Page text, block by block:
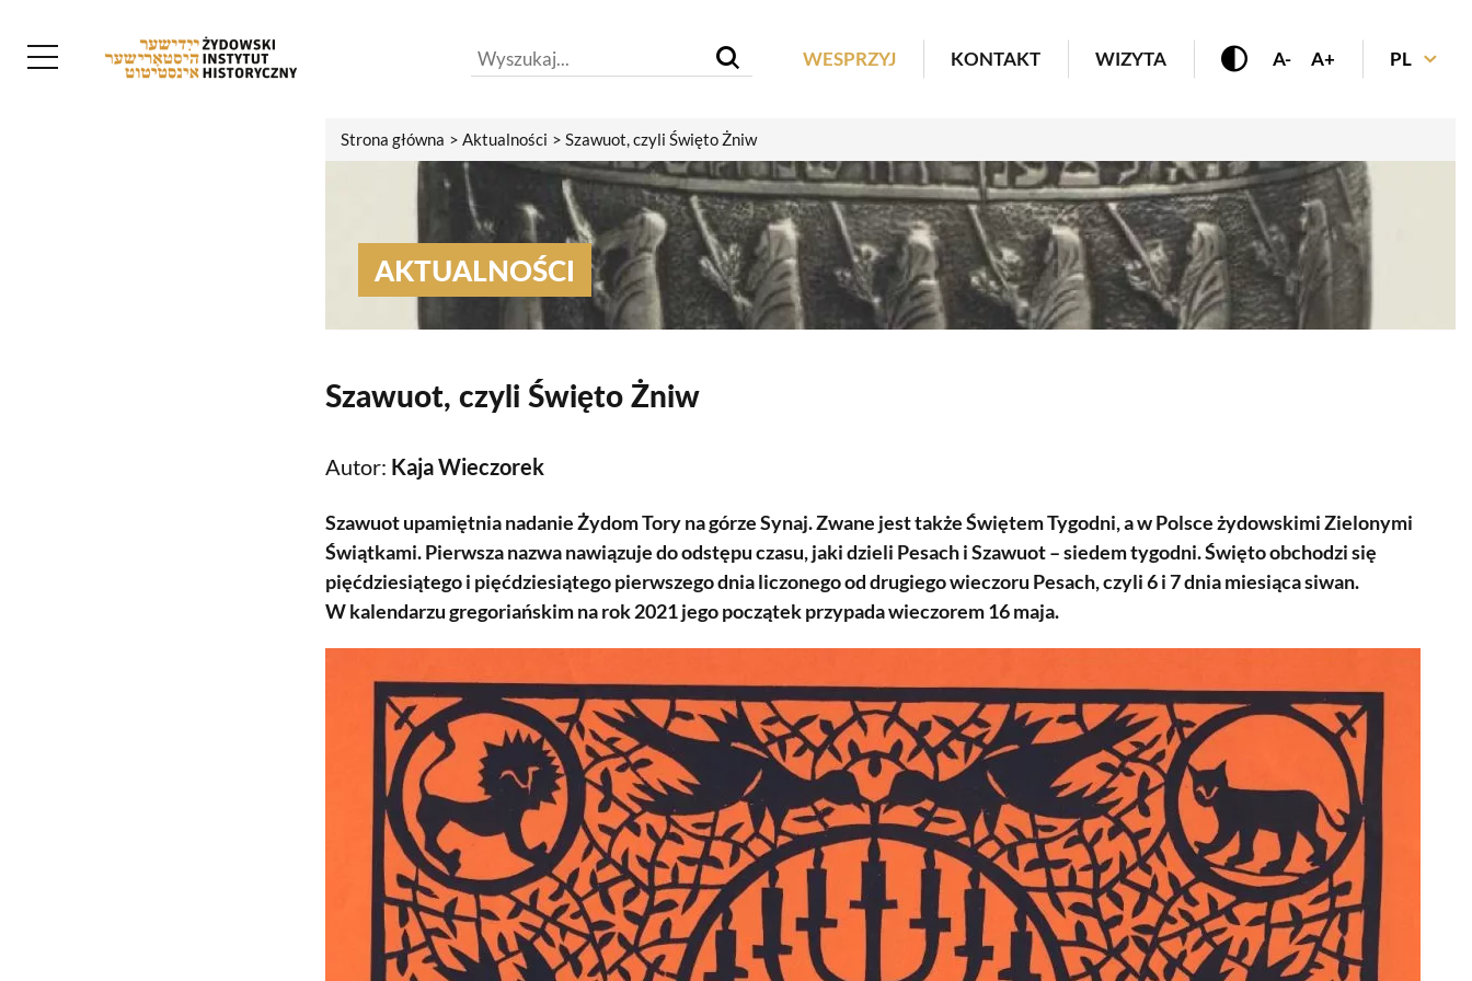
Header Menu
WESPRZYJ KONTAKT WIZYTA A- A+ PL
Strona główna Aktualności Szawuot, czyli Święto Żniw
AKTUALNOŚCI
Szawuot, czyli Święto Żniw
Autor: Kaja Wieczorek
Szawuot upamiętnia nadanie Żydom Tory na górze Synaj. Zwane jest także Świętem Tygodni, a w Polsce żydowskimi Zielonymi
Świątkami. Pierwsza nazwa nawiązuje do odstępu czasu, jaki dzieli Pesach i Szawuot – siedem tygodni. Święto obchodzi się
pięćdziesiątego i pięćdziesiątego pierwszego dnia liczonego od drugiego wieczoru Pesach, czyli 6 i 7 dnia miesiąca siwan.
W kalendarzu gregoriańskim na rok 2021 jego początek przypada wieczorem 16 maja.